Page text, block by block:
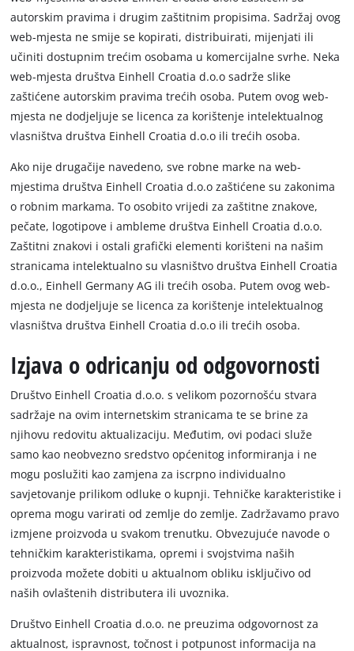
autorskim pravima i drugim zaštitnim propisima. Sadržaj ovog
web-mjesta ne smije se kopirati, distribuirati, mijenjati ili
učiniti dostupnim trećim osobama u komercijalne svrhe. Neka
web-mjesta društva Einhell Croatia d.o.o sadrže slike
zaštićene autorskim pravima trećih osoba. Putem ovog web-
mjesta ne dodjeljuje se licenca za korištenje intelektualnog
vlasništva društva Einhell Croatia d.o.o ili trećih osoba.
Ako nije drugačije navedeno, sve robne marke na web-
mjestima društva Einhell Croatia d.o.o zaštićene su zakonima
o robnim markama. To osobito vrijedi za zaštitne znakove,
pečate, logotipove i ambleme društva Einhell Croatia d.o.o.
Zaštitni znakovi i ostali grafički elementi korišteni na našim
stranicama intelektualno su vlasništvo društva Einhell Croatia
d.o.o., Einhell Germany AG ili trećih osoba. Putem ovog web-
mjesta ne dodjeljuje se licenca za korištenje intelektualnog
vlasništva društva Einhell Croatia d.o.o ili trećih osoba.
Izjava o odricanju od odgovornosti
Društvo Einhell Croatia d.o.o. s velikom pozornošću stvara
sadržaje na ovim internetskim stranicama te se brine za
njihovu redovitu aktualizaciju. Međutim, ovi podaci služe
samo kao neobvezno sredstvo općenitog informiranja i ne
mogu poslužiti kao zamjena za iscrpno individualno
savjetovanje prilikom odluke o kupnji. Tehničke karakteristike i
oprema mogu varirati od zemlje do zemlje. Zadržavamo pravo
izmjene proizvoda u svakom trenutku. Obvezujuće navode o
tehničkim karakteristikama, opremi i svojstvima naših
proizvoda možete dobiti u aktualnom obliku isključivo od
naših ovlaštenih distributera ili uvoznika.
Društvo Einhell Croatia d.o.o. ne preuzima odgovornost za
aktualnost, ispravnost, točnost i potpunost informacija na